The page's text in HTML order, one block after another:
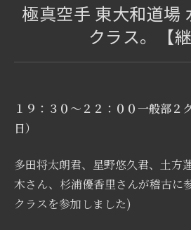
極真空手 東大和道場
クラス。【継
１９：３０～２２：００一般部２
日）
多田将太朗君、星野悠久君、土方
木さん、杉浦優香里さんが稽古に
クラスを参加しました)